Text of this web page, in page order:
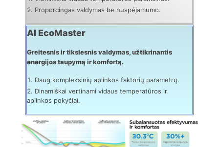
Proporcingas valdymas be nuspėjamumo.
AI EcoMaster
Greitesnis ir tikslesnis valdymas, užtikrinantis
energijos taupymą ir komfortą.
Daug kompleksinių aplinkos faktorių parametrų.
Dinamiškai vertinami vidaus temperatūros ir
aplinkos pokyčiai.